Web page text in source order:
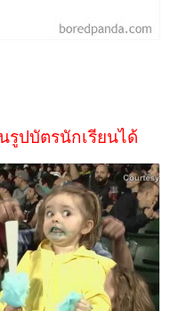
รูปบัตรนักเรียนได้